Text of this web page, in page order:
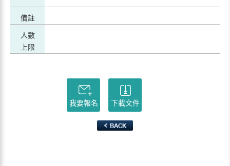
備註
人數
上限
我要報名 下載文件